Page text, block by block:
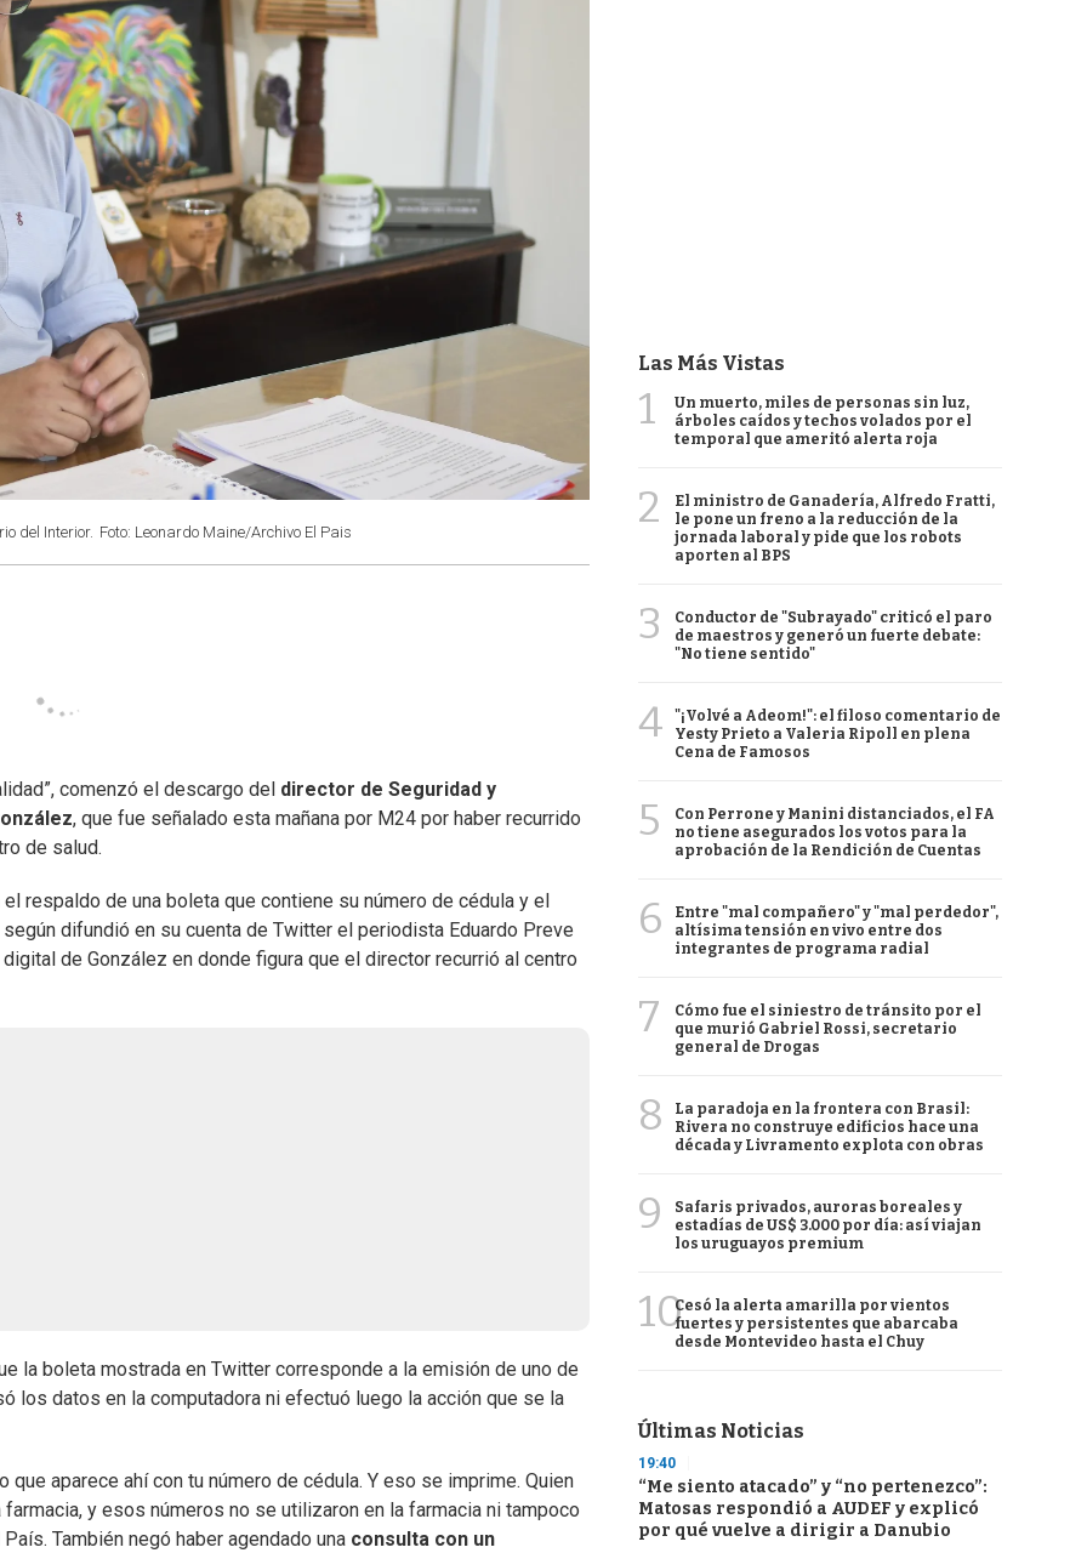
del Interior. Foto: Leonardo Maine/Archivo El Pais
comenzó el descargo del director de Seguridad y
, que fue señalado esta mañana por M24 por haber recurrido
de salud.
respaldo de una boleta que contiene su número de cédula y el
difundió en su cuenta de Twitter el periodista Eduardo Preve
de González en donde figura que el director recurrió al centro
la boleta mostrada en Twitter corresponde a la emisión de uno de
los datos en la computadora ni efectuó luego la acción que se la
aparece ahí con tu número de cédula. Y eso se imprime. Quien
y esos números no se utilizaron en la farmacia ni tampoco
También negó haber agendado una consulta con un
Las Más Vistas
1
Un muerto, miles de personas sin luz,
árboles caídos y techos volados por el
temporal que ameritó alerta roja
2
El ministro de Ganadería, Alfredo Fratti,
le pone un freno a la reducción de la
jornada laboral y pide que los robots
aporten al BPS
3
Conductor de "Subrayado" criticó el paro
de maestros y generó un fuerte debate:
"No tiene sentido"
4
"¡Volvé a Adeom!": el filoso comentario de
Yesty Prieto a Valeria Ripoll en plena
Cena de Famosos
5
Con Perrone y Manini distanciados, el FA
no tiene asegurados los votos para la
aprobación de la Rendición de Cuentas
6
Entre "mal compañero" y "mal perdedor",
altísima tensión en vivo entre dos
integrantes de programa radial
7
Cómo fue el siniestro de tránsito por el
que murió Gabriel Rossi, secretario
general de Drogas
8
La paradoja en la frontera con Brasil:
Rivera no construye edificios hace una
década y Livramento explota con obras
9
Safaris privados, auroras boreales y
estadías de US$ 3.000 por día: así viajan
los uruguayos premium
10Cesó la alerta amarilla por vientos
fuertes y persistentes que abarcaba
desde Montevideo hasta el Chuy
Últimas Noticias
19:40
“Me siento atacado” y “no pertenezco”:
Matosas respondió a AUDEF y explicó
por qué vuelve a dirigir a Danubio